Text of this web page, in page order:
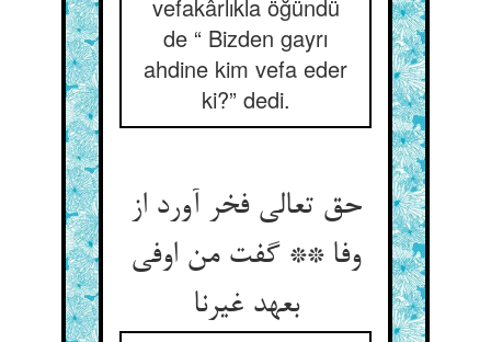
vefakârlıkla öğündü
de “ Bizden gayrı
ahdine kim vefa eder
ki?” dedi.
حق تعالی فخر آورد از
وفا ** گفت من اوفی
بعهد غیرنا